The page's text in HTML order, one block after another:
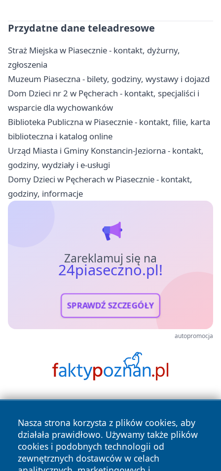
Przydatne dane teleadresowe
Straż Miejska w Piasecznie - kontakt, dyżurny,
zgłoszenia
Muzeum Piaseczna - bilety, godziny, wystawy i dojazd
Dom Dzieci nr 2 w Pęcherach - kontakt, specjaliści i
wsparcie dla wychowanków
Biblioteka Publiczna w Piasecznie - kontakt, filie, karta
biblioteczna i katalog online
Urząd Miasta i Gminy Konstancin-Jeziorna - kontakt,
godziny, wydziały i e-usługi
Domy Dzieci w Pęcherach w Piasecznie - kontakt,
godziny, informacje
Zareklamuj się na
24piaseczno.pl!
SPRAWDŹ SZCZEGÓŁY
autopromocja
Nasza strona korzysta z plików cookies, aby
działała prawidłowo. Używamy także plików
cookies i podobnych technologii od
zewnętrznych dostawców w celach
Copyright © 2026 24piaseczno.pl Wszystkie prawa